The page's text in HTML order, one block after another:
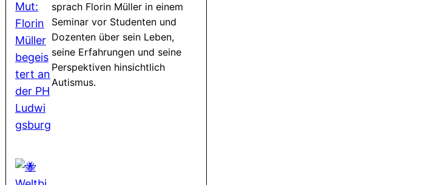
sprach Florin Müller in einem
Seminar vor Studenten und
Dozenten über sein Leben,
seine Erfahrungen und seine
Perspektiven hinsichtlich
Autismus.